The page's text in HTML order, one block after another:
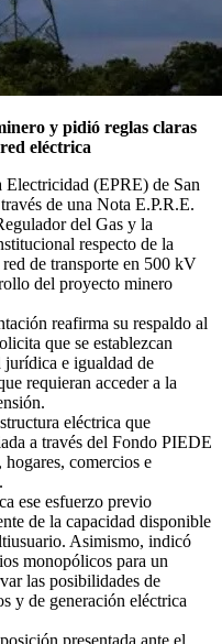
y pidió reglas claras
eléctrica
(EPRE) de San
de una Nota E.P.R.E.
del Gas y la
respecto de la
de transporte en 500 kV
del proyecto minero
reafirma su respaldo al
que se establezcan
jurídica e igualdad de
requieran acceder a la
eléctrica que
a través del Fondo PIEDE
hogares, comercios e
ese esfuerzo previo
de la capacidad disponible
Asimismo, indicó
monopólicos para un
las posibilidades de
y de generación eléctrica
presentada ante el